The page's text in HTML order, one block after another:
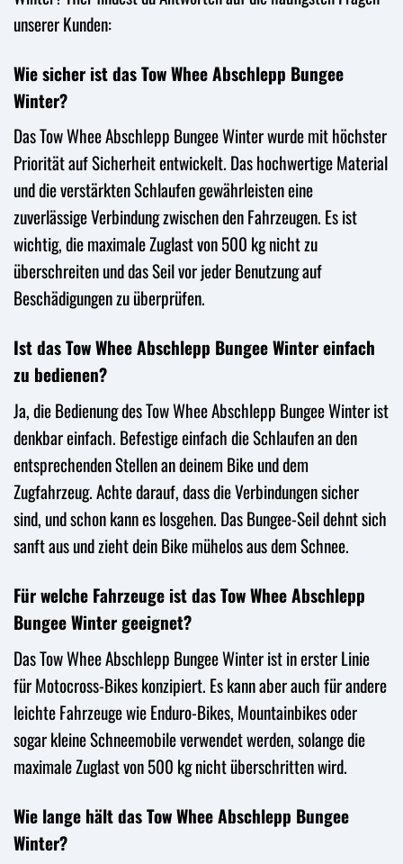
unserer Kunden:
Wie sicher ist das Tow Whee Abschlepp Bungee
Winter?
Das Tow Whee Abschlepp Bungee Winter wurde mit höchster
Priorität auf Sicherheit entwickelt. Das hochwertige Material
und die verstärkten Schlaufen gewährleisten eine
zuverlässige Verbindung zwischen den Fahrzeugen. Es ist
wichtig, die maximale Zuglast von 500 kg nicht zu
überschreiten und das Seil vor jeder Benutzung auf
Beschädigungen zu überprüfen.
Ist das Tow Whee Abschlepp Bungee Winter einfach
zu bedienen?
Ja, die Bedienung des Tow Whee Abschlepp Bungee Winter ist
denkbar einfach. Befestige einfach die Schlaufen an den
entsprechenden Stellen an deinem Bike und dem
Zugfahrzeug. Achte darauf, dass die Verbindungen sicher
sind, und schon kann es losgehen. Das Bungee-Seil dehnt sich
sanft aus und zieht dein Bike mühelos aus dem Schnee.
Für welche Fahrzeuge ist das Tow Whee Abschlepp
Bungee Winter geeignet?
Das Tow Whee Abschlepp Bungee Winter ist in erster Linie
für Motocross-Bikes konzipiert. Es kann aber auch für andere
leichte Fahrzeuge wie Enduro-Bikes, Mountainbikes oder
sogar kleine Schneemobile verwendet werden, solange die
maximale Zuglast von 500 kg nicht überschritten wird.
Wie lange hält das Tow Whee Abschlepp Bungee
Winter?